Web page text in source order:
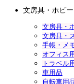
文房具・ホビ
文房具・
文房具・
手帳・メ
オフィス
トラベル
車用品
自転車用